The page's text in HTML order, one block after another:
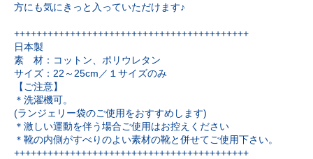
方にも気にきっと入っていただけます♪
++++++++++++++++++++++++++++++++++++++++++
日本製
素 材：コットン、ポリウレタン
サイズ：22～25cm／１サイズのみ
【ご注意】
＊洗濯機可。
(ランジェリー袋のご使用をおすすめします)
＊激しい運動を伴う場合ご使用はお控えください
＊靴の内側がすべりのよい素材の靴と併せてご使用下さい。
++++++++++++++++++++++++++++++++++++++++++